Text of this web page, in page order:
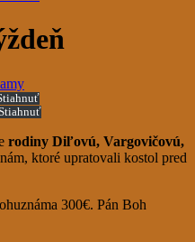
rodiny Diľovú, Vargovičovú,
ktoré upratovali kostol pred
300€. Pán Boh